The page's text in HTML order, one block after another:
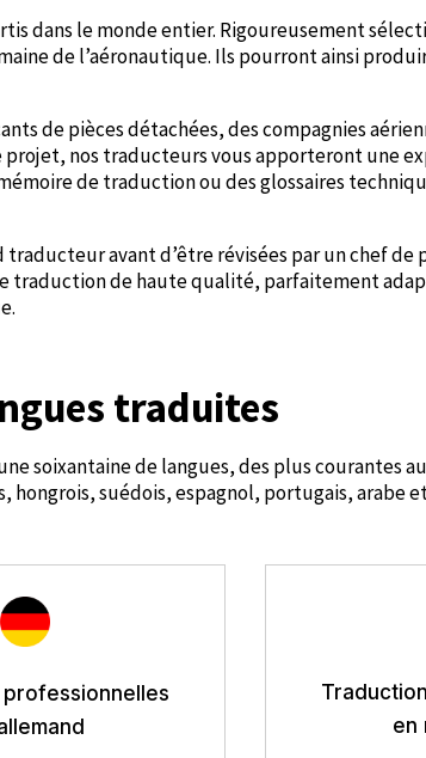
dans le monde entier. Rigoureusement
de l’aéronautique. Ils pourront ainsi
de pièces détachées, des compagnies
nos traducteurs vous apporteront une
de traduction ou des glossaires
avant d’être révisées par un chef de
traduction de haute qualité, parfaitement
traduites
soixantaine de langues, des plus courantes
suédois, espagnol, portugais, arabe
en